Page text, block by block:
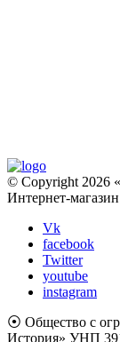
© Copyright 2026
Интернет-
Vk
facebook
Twitter
youtube
instagram
⦿ Общество с
История» УНП